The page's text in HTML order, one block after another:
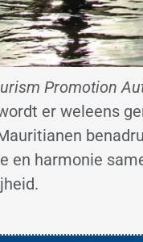
Promotion
er weleens
en harmonie